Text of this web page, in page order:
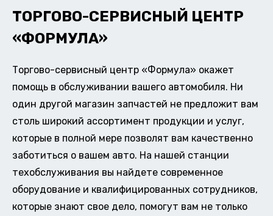
ТОРГОВО-СЕРВИСНЫЙ ЦЕНТР
«ФОРМУЛА»
Торгово-сервисный центр «Формула» окажет
помощь в обслуживании вашего автомобиля. Ни
один другой магазин запчастей не предложит вам
столь широкий ассортимент продукции и услуг,
которые в полной мере позволят вам качественно
заботиться о вашем авто. На нашей станции
техобслуживания вы найдете современное
оборудование и квалифицированных сотрудников,
которые знают свое дело, помогут вам не только